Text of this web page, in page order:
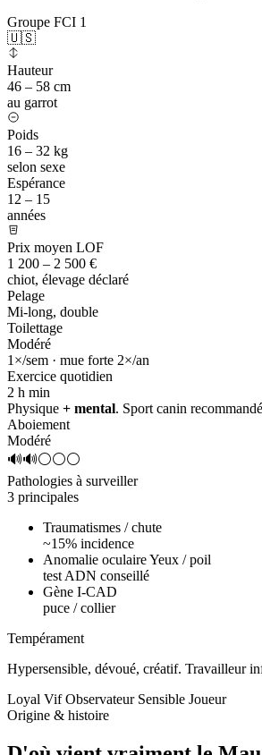
Groupe FCI 1
🇺🇸
Hauteur
46 – 58 cm
au garrot
Poids
16 – 32 kg
selon sexe
Espérance
12 – 15
années
Prix moyen LOF
1 200 – 2 500 €
chiot, élevage déclaré
Pelage
Mi-long, double
Toilettage
Modéré
1×/sem · mue forte 2×/an
Exercice quotidien
2 h min
Physique + mental. Sport canin
Aboiement
Modéré
🔊🔊⚪⚪⚪
Pathologies à surveiller
3 principales
Traumatismes / chute
~15% incidence
Anomalie oculaire Yeux / poil
test ADN conseillé
Gène I-CAD
puce / collier
Tempérament
Hypersensible, dévoué, créatif. Travailleur
Loyal Vif Observateur Sensible Joueur
Origine & histoire